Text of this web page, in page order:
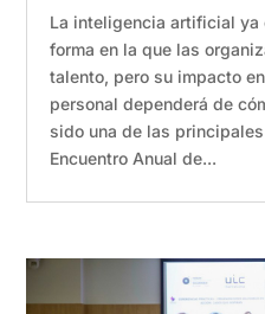
La inteligencia artificial ya
forma en la que las
talento, pero su impacto
personal dependerá de
sido una de las
Encuentro Anual de...